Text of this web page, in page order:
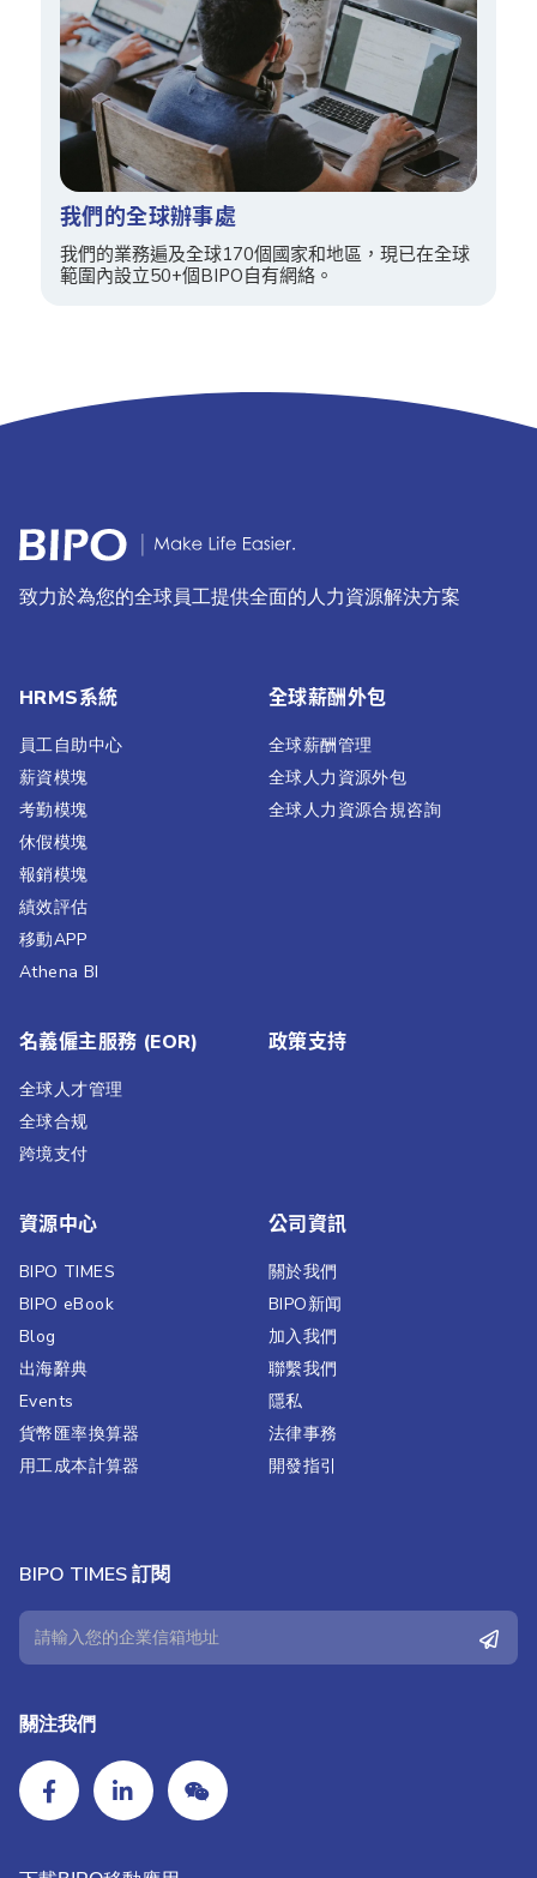
我們的全球辦事處
我們的業務遍及全球170個國家和地區，現已在全球
範圍內設立50+個BIPO自有網絡。
致力於為您的全球員工提供全面的人力資源解決方案
HRMS系統
員工自助中心
薪資模塊
考勤模塊
休假模塊
報銷模塊
績效評估​
移動APP
Athena BI
全球薪酬外包
全球薪酬管理
全球人力資源外包
全球人力資源合規咨詢
名義僱主服務 (EOR)
全球人才管理
全球合规
跨境支付
政策支持
資源中心
BIPO TIMES
BIPO eBook
Blog
出海辭典
Events
貨幣匯率換算器
用工成本計算器
公司資訊
關於我們
BIPO新闻​
加入我們
聯繫我們​
隱私
法律事務
開發指引
BIPO TIMES 訂閱
關注我們